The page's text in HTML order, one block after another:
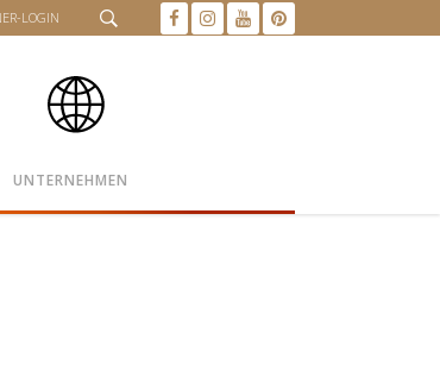
LOGIN
UNTERNEHMEN